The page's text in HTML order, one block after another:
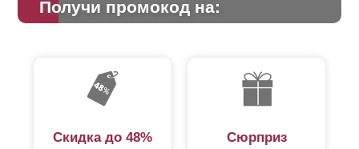
Получи промокод на:
Скидка до 48% Сюрприз